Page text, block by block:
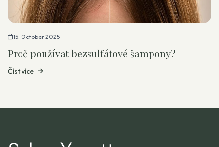
15. October 2025
Proč používat bezsulfátové šampony?
Číst více